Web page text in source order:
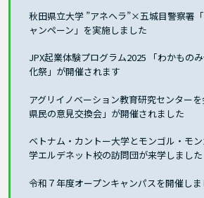
秋田県立大学 ”アネヘラ”×五城目警察署
ャンペーン」を実施しました
JPX起業体験プログラム2025 「わかもの
化祭」が開催されます
アグリイノベーション教育研究センター
県民の意見交換会」が開催されました
ベトナム・カントー大学とモンゴル・モ
学エルデネット校の訪問団が来学しました
令和７年度オープンキャンパスを開催しま